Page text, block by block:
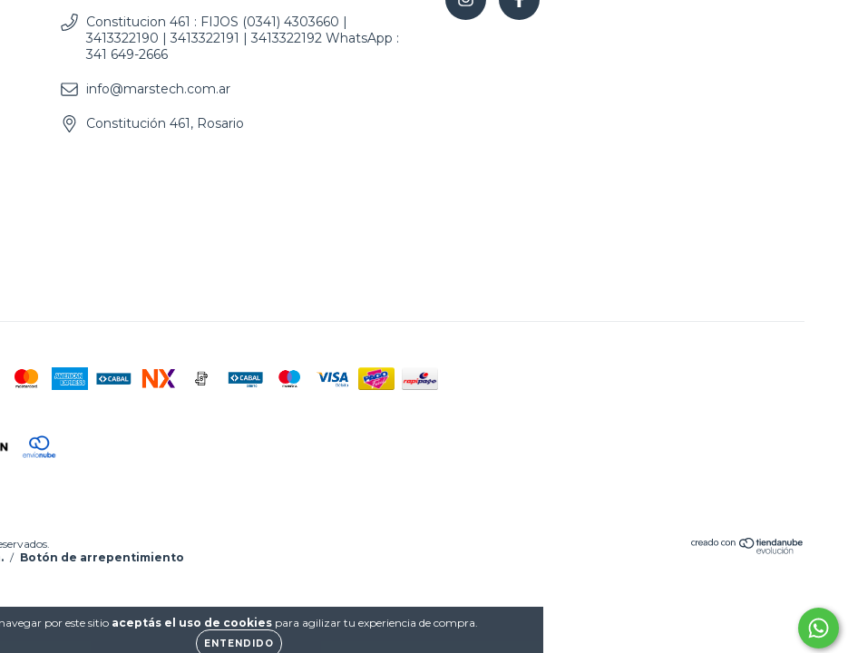
por este sitio aceptás el uso de cookies para agilizar tu experiencia de compra.
ENTENDIDO
Constitucion 461 : FIJOS (0341) 4303660 |
3413322190 | 3413322191 | 3413322192 WhatsApp :
341 649-2666
info@marstech.com.ar
Constitución 461, Rosario
/ Botón de arrepentimiento